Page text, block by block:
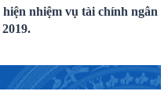
nhiệm vụ tài chính ngân